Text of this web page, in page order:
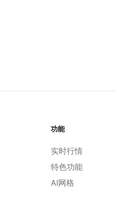
功能
实时行情
特色功能
AI网格